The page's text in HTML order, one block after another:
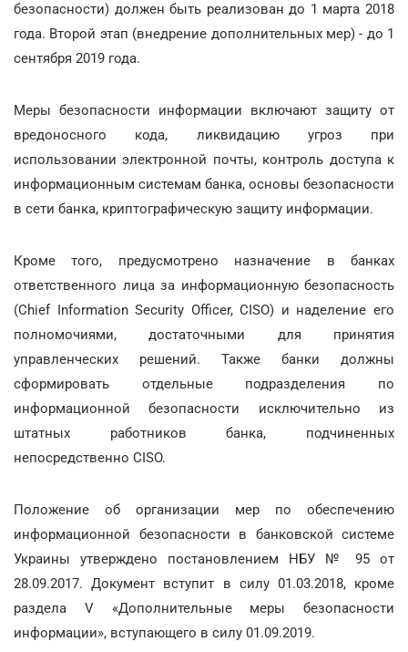
безопасности) должен быть реализован до 1 марта 2018
года. Второй этап (внедрение дополнительных мер) - до 1
сентября 2019 года.
Меры безопасности информации включают защиту от
вредоносного кода, ликвидацию угроз при
использовании электронной почты, контроль доступа к
информационным системам банка, основы безопасности
в сети банка, криптографическую защиту информации.
Кроме того, предусмотрено назначение в банках
ответственного лица за информационную безопасность
(Chief Information Security Officer, CISO) и наделение его
полномочиями, достаточными для принятия
управленческих решений. Также банки должны
сформировать отдельные подразделения по
информационной безопасности исключительно из
штатных работников банка, подчиненных
непосредственно CISO.
Положение об организации мер по обеспечению
информационной безопасности в банковской системе
Украины утверждено постановлением НБУ № 95 от
28.09.2017. Документ вступит в силу 01.03.2018, кроме
раздела V «Дополнительные меры безопасности
информации», вступающего в силу 01.09.2019.